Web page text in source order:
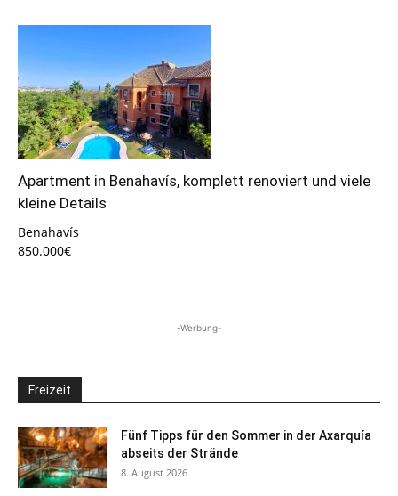
Apartment in Benahavís, komplett renoviert und viele
kleine Details
Benahavís
850.000€
-Werbung-
Freizeit
Fünf Tipps für den Sommer in der Axarquía
abseits der Strände
8. August 2026